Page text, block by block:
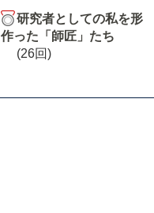
研究者としての私を形
作った「師匠」たち
(26回)